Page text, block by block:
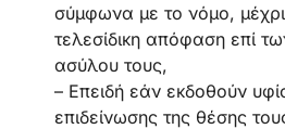
σύμφωνα με το νόμο,
τελεσίδικη απόφαση επί
ασύλου τους,
– Επειδή εάν εκδοθούν
επιδείνωσης της θέσης